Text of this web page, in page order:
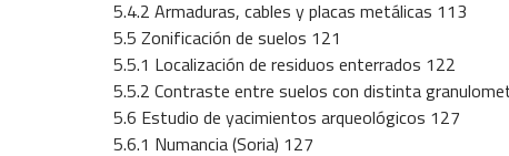
5.4.2 Armaduras, cables y placas metálicas 113
5.5 Zonificación de suelos 121
5.5.1 Localización de residuos enterrados 122
5.5.2 Contraste entre suelos con distinta
5.6 Estudio de yacimientos arqueológicos 127
5.6.1 Numancia (Soria) 127